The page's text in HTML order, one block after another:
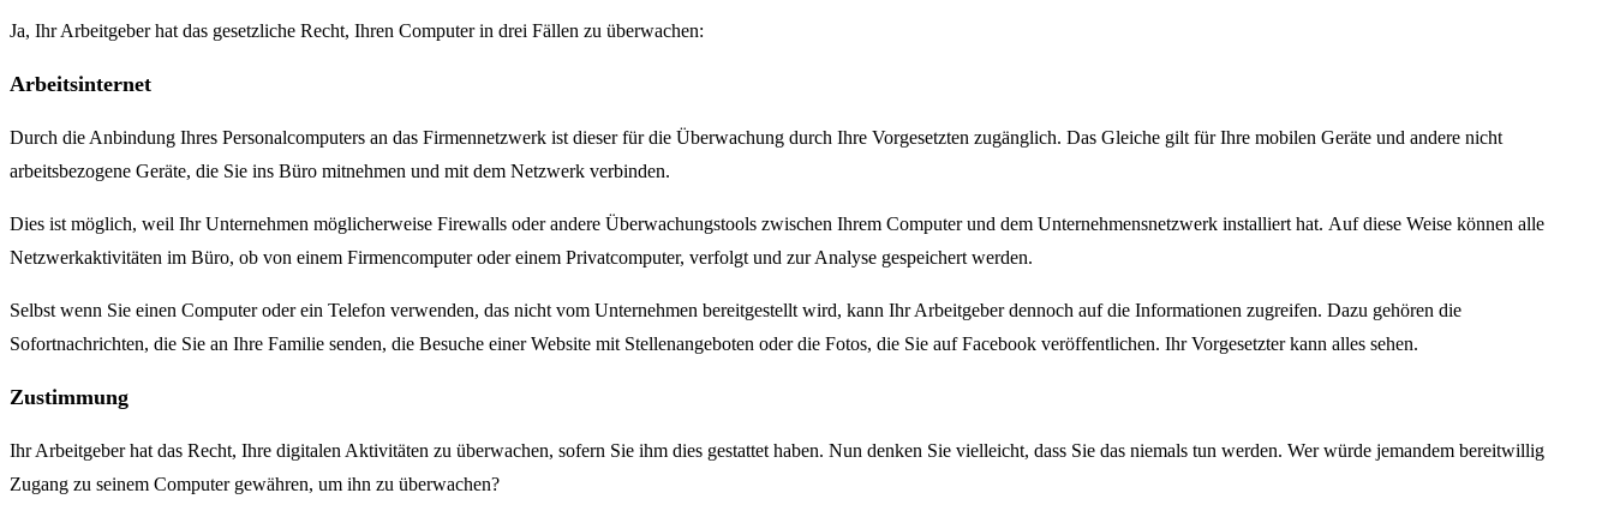
Ja, Ihr Arbeitgeber hat das gesetzliche Recht, Ihren Computer in drei Fällen zu überwachen:
Arbeitsinternet
Durch die Anbindung Ihres Personalcomputers an das Firmennetzwerk ist dieser für die Überwachung durch Ihre Vorgesetzten zugänglich. Das Gleiche gilt für Ihre mobilen Geräte und andere nicht
arbeitsbezogene Geräte, die Sie ins Büro mitnehmen und mit dem Netzwerk verbinden.
Dies ist möglich, weil Ihr Unternehmen möglicherweise Firewalls oder andere Überwachungstools zwischen Ihrem Computer und dem Unternehmensnetzwerk installiert hat. Auf diese Weise können alle
Netzwerkaktivitäten im Büro, ob von einem Firmencomputer oder einem Privatcomputer, verfolgt und zur Analyse gespeichert werden.
Selbst wenn Sie einen Computer oder ein Telefon verwenden, das nicht vom Unternehmen bereitgestellt wird, kann Ihr Arbeitgeber dennoch auf die Informationen zugreifen. Dazu gehören die
Sofortnachrichten, die Sie an Ihre Familie senden, die Besuche einer Website mit Stellenangeboten oder die Fotos, die Sie auf Facebook veröffentlichen. Ihr Vorgesetzter kann alles sehen.
Zustimmung
Ihr Arbeitgeber hat das Recht, Ihre digitalen Aktivitäten zu überwachen, sofern Sie ihm dies gestattet haben. Nun denken Sie vielleicht, dass Sie das niemals tun werden. Wer würde jemandem bereitwillig
Zugang zu seinem Computer gewähren, um ihn zu überwachen?